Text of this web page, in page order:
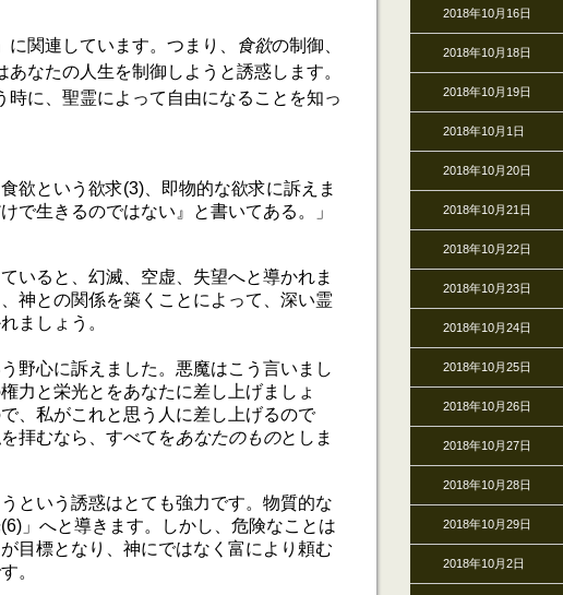
関連しています。つまり、 食欲の制御、
あなたの人生を制御しようと誘惑します。
に、聖霊によって自由になることを知っ
欲という欲求(3)、即物的な欲求に訴えま
で生きるのではない』と書いてある。」
いると、幻滅、空虚、失望へと導かれま
神との関係を築くことによって、深い霊
ましょう。
野心に訴えました。悪魔はこう言いまし
力と栄光とをあなたに差し上げましょ
、私がこれと思う人に差し上げるので
拝むなら、すべてをあなたのものとしま
という誘惑はとても強力です。物質的な
」へと導きます。しかし、危険なことは
目標となり、神にではなく富により頼む
。
2018年10月16日
2018年10月18日
2018年10月19日
2018年10月1日
2018年10月20日
2018年10月21日
2018年10月22日
2018年10月23日
2018年10月24日
2018年10月25日
2018年10月26日
2018年10月27日
2018年10月28日
2018年10月29日
2018年10月2日